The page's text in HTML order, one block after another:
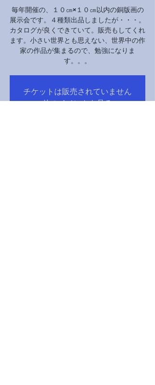
毎年開催の、１０㎝×１０㎝以内の銅版画の
展示会です。４種類出品しましたが・・・。
カタログが良くできていて。販売もしてくれ
ます。小さい世界とも思えない、世界中の作
家の作品が集まるので、勉強になりま
す。。。
チケットは販売されていません
他のイベントを見る